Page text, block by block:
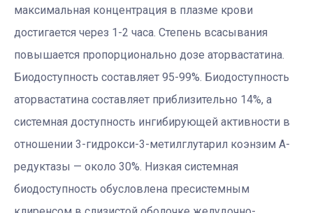
максимальная концентрация в плазме крови
достигается через 1-2 часа. Степень всасывания
повышается пропорционально дозе аторвастатина.
Биодоступность составляет 95-99%. Биодоступность
аторвастатина составляет приблизительно 14%, а
системная доступность ингибирующей активности в
отношении 3-гидрокси-3-метилглутарил коэнзим А-
редуктазы — около 30%. Низкая системная
биодоступность обусловлена ​​пресистемным